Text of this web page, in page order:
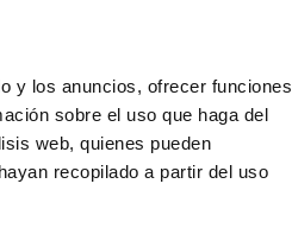
y los anuncios, ofrecer funciones
sobre el uso que haga del
web, quienes pueden
recopilado a partir del uso